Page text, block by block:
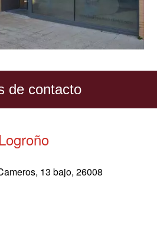
de contacto
13 bajo, 26008